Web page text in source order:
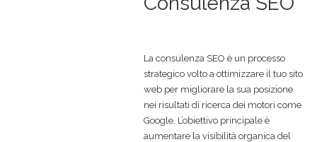
La consulenza SEO è un processo
strategico volto a ottimizzare il tuo sito
web per migliorare la sua posizione
nei risultati di ricerca dei motori come
Google. L’obiettivo principale è
aumentare la visibilità organica del